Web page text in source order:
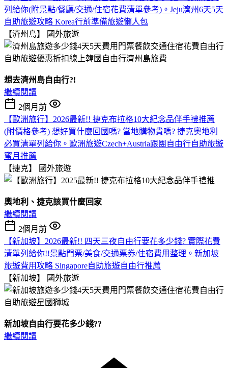
列給你(附景點/餐廳/交通/住宿花費清單參考)。Jeju濟州6天5天
自助旅遊攻略 Korea行前準備旅遊懶人包
【濟州島】
國外旅遊
想去濟州島自由行?!
繼續閱讀
2個月前
【歐洲旅行】2026最新!! 捷克布拉格10大紀念品伴手禮推薦
(附價格參考) 想好買什麼回國嗎? 當地購物貴嗎? 捷克奧地利
必買清單列給你。歐洲旅遊Czech+Austria跟團自由行自助旅遊
蜜月推薦
【捷克】
國外旅遊
奧地利、捷克該買什麼回家
繼續閱讀
2個月前
【新加坡】2026最新!! 四天三夜自由行要花多少錢? 實際花費
清單列給你!!景點門票/美食/交通票券/住宿費用整理。新加坡
旅遊費用攻略 Singapore自助旅遊自由行推薦
【新加坡】
國外旅遊
新加坡自由行要花多少錢??
繼續閱讀